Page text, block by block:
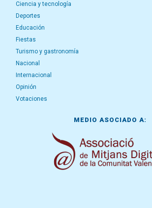
Ciencia y tecnología
Deportes
Educación
Fiestas
Turismo y gastronomía
Nacional
Internacional
Opinión
Votaciones
MEDIO ASOCIADO A: